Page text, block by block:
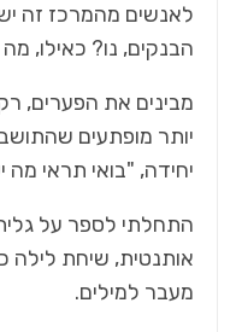
לאנשים מהמרכז זה
הבנקים, נו? כאילו,
מבינים את הפערים,
יותר מופתעים
יחידה, "בואי תראי מה
התחלתי לספר על
אותנטית, שיחת לילה
מעבר למילים.